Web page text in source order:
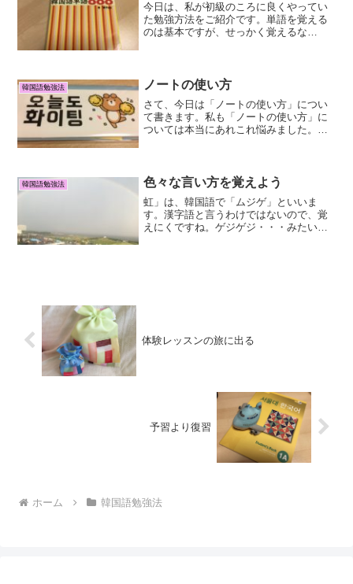
今日は、私が初級のころに良くやってい
た勉強方法をご紹介です。単語を覚える
のは基本ですが、せっかく覚えるな
韓国語勉強法 ノートの使い方
さて、今日は「ノートの使い方」につい
て書きます。私も「ノートの使い方」に
ついては本当にあれこれ悩みました。ど
韓国語勉強法 色々な言い方を覚えよう
虹」は、韓国語で「ムジゲ」といいま
す。漢字語と言うわけではないので、覚
えにくですね。ゲジゲジ・・・みたいで
体験レッスンの旅に出る
予習より復習
ホーム 韓国語勉強法